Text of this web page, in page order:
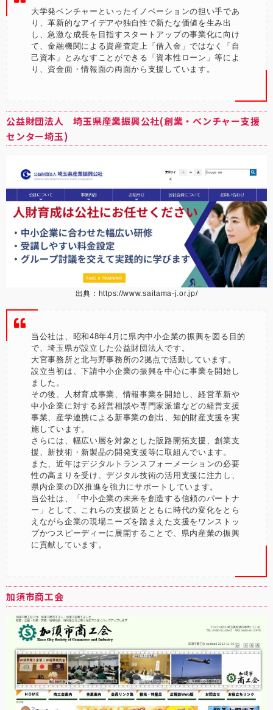
大学発ベンチャーといったイノベーションの担い手であ
り、革新的なアイデアや独自性で新たな価値を生み出
し、急激な成長を目指すスタートアップの事業化に向け
て、金融機関による資産査定上「借入金」ではなく「自
己資本」とみなすことができる「資本性ローン」等によ
り、資金面・情報面の両面から支援しています。
公益財団法人 埼玉県産業振興公社(創業・ベンチャー支援
センター埼玉)
出典： https://www.saitama-j.or.jp/
当公社は、昭和48年4月に県内中小企業の振興を図る目的
で、埼玉県が設立した公益財団法人です。
大宮事務所と北与野事務所の2拠点で活動しています。
設立当初は、下請中小企業の振興を中心に事業を開始し
ました。
その後、人材育成事業、情報事業を開始し、経営革新や
中小企業に対する経営相談や専門家派遣などの経営支援
事業、産学連携による新事業の創出、知的財産支援を実
施しています。
さらには、幅広い層を対象とした販路開拓支援、創業支
援、新技術・新製品の開発支援等に取組んでいます。
また、近年はデジタルトランスフォーメーションの必要
性の高まりを受け、デジタル技術の活用支援に注力し、
県内企業のDX推進を強力にサポートしています。
当公社は、「中小企業の未来を創造する信頼のパートナ
ー」として、これらの支援策とともに時代の変化をとら
えながら企業の現場ニーズを踏まえた支援をワンストッ
プかつスピーディーに展開することで、県内産業の振興
に貢献しています。
加須市商工会